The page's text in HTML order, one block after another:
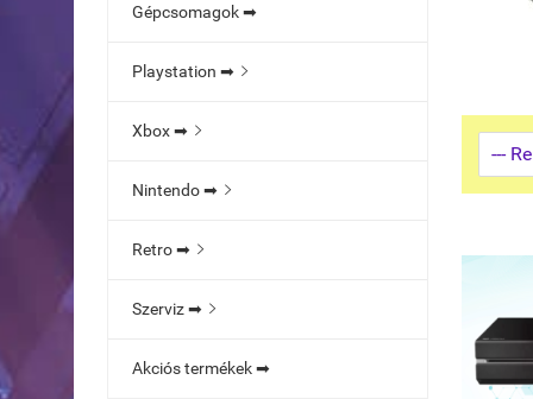
Gépcsomagok ➡
Playstation ➡ 
Xbox ➡ 
Nintendo ➡ 
Retro ➡ 
Szerviz ➡ 
Akciós termékek ➡